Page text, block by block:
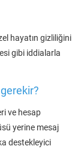
hayatın gizliliğini
gibi iddialarla
ve hesap
yerine mesaj
destekleyici